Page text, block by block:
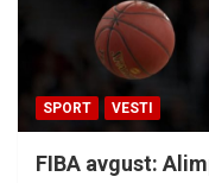
SPORT VESTI
FIBA avgust: